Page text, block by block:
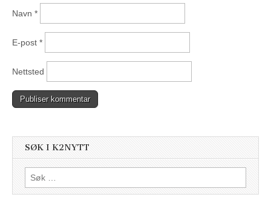
Navn *
E-post *
Nettsted
SØK I K2NYTT
Søk
etter: